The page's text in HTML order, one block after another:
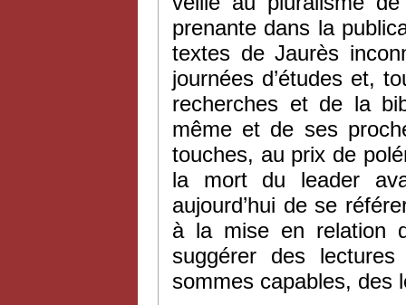
prenante dans la
textes de Jaurès
journées d’études et,
recherches et de la
même et de ses
touches, au prix de
la mort du leader
aujourd’hui de se
à la mise en relation
suggérer des
sommes capables, des